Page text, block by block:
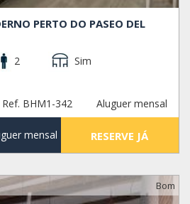
PERTO DO PASEO DEL
2
Sim
Ref. BHM1-342 Aluguer mensal
mensal RESERVE JÁ
Bom